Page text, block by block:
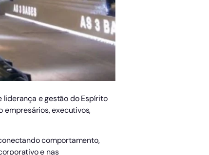
liderança e gestão do Espírito
empresários, executivos,
comportamento,
e nas